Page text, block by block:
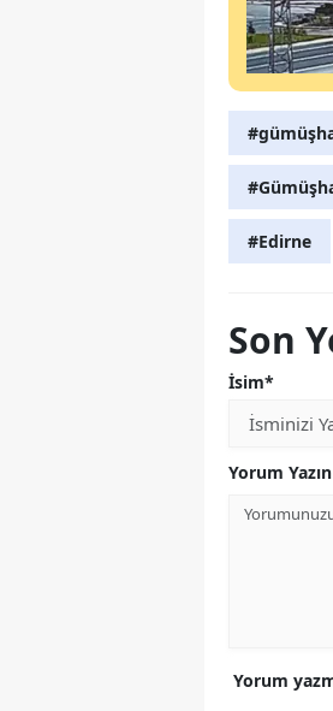
#Edirne
Son
İsim*
Yorum
Yorum